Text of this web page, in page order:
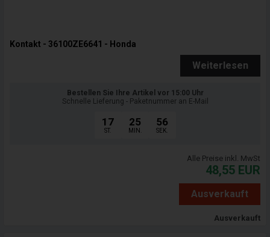
Kontakt - 36100ZE6641 - Honda
Weiterlesen
Bestellen Sie Ihre Artikel vor 15:00 Uhr
Schnelle Lieferung - Paketnummer an E-Mail
17
ST.
25
MIN.
55
SEK.
Alle Preise inkl. MwSt
48,55 EUR
Ausverkauft
Ausverkauft